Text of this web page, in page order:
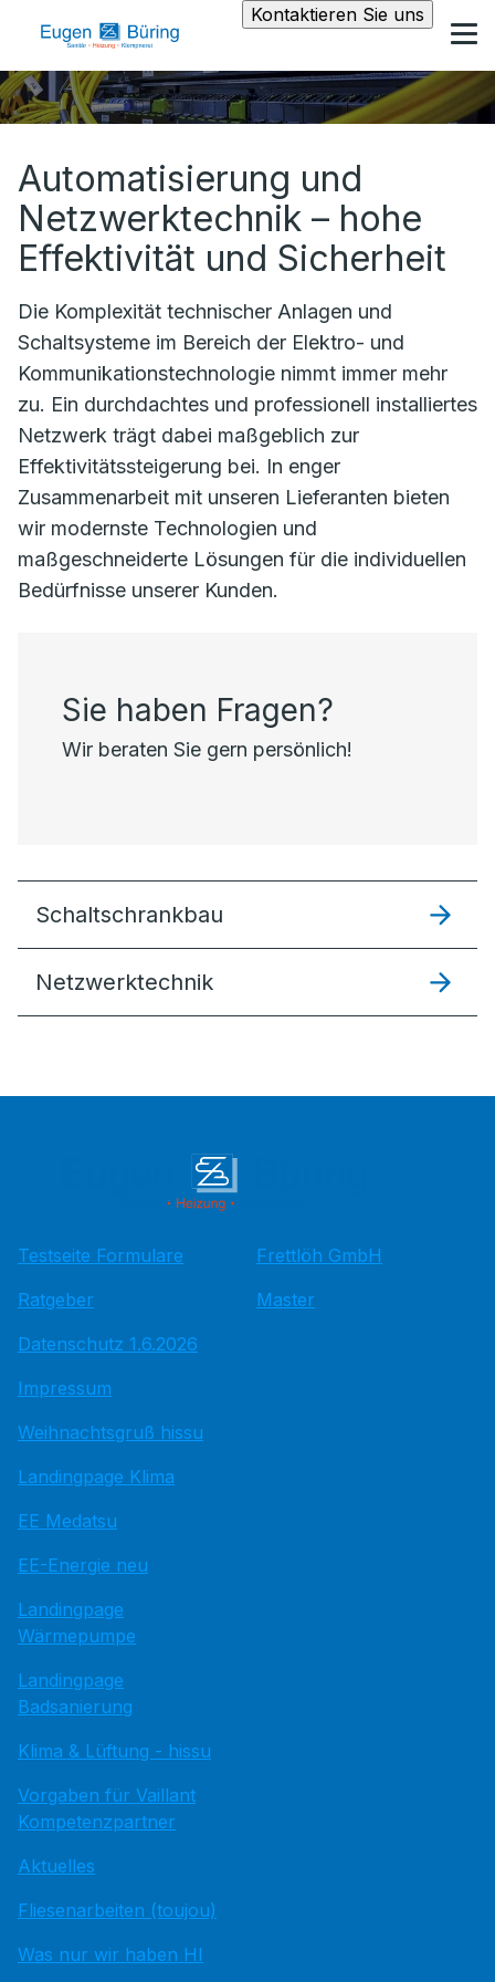
Kontaktieren Sie uns
Automatisierung und
Netzwerktechnik – hohe
Effektivität und Sicherheit
Die Komplexität technischer Anlagen und
Schaltsysteme im Bereich der Elektro- und
Kommunikationstechnologie nimmt immer mehr
zu. Ein durchdachtes und professionell installiertes
Netzwerk trägt dabei maßgeblich zur
Effektivitätssteigerung bei. In enger
Zusammenarbeit mit unseren Lieferanten bieten
wir modernste Technologien und
maßgeschneiderte Lösungen für die individuellen
Bedürfnisse unserer Kunden.
Sie haben Fragen?
Wir beraten Sie gern persönlich!
Schaltschrankbau
Netzwerktechnik
Testseite Formulare
Ratgeber
Datenschutz 1.6.2026
Impressum
Weihnachtsgruß hissu
Landingpage Klima
EE Medatsu
EE-Energie neu
Landingpage
Wärmepumpe
Landingpage
Badsanierung
Klima & Lüftung - hissu
Vorgaben für Vaillant
Kompetenzpartner
Aktuelles
Fliesenarbeiten (toujou)
Was nur wir haben HI
Frettlöh GmbH
Master